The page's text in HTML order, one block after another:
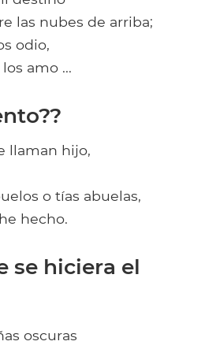
las nubes de arriba;
odio,
amo ...
llaman hijo,
o tías abuelas,
hecho.
se hiciera el
oscuras